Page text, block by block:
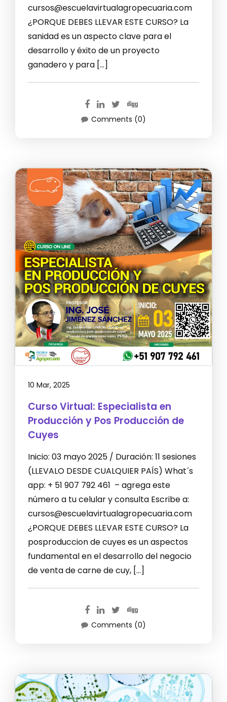
cursos@escuelavirtualagropecuaria.com
¿PORQUE DEBES LLEVAR ESTE CURSO? La
sanidad es un aspecto clave para el
desarrollo y éxito de un proyecto
ganadero y para […]
Comments (0)
10 Mar, 2025
Curso Virtual: Especialista en
Producción y Pos Producción de
Cuyes
Inicio: 03 mayo 2025 / Duración: 11 sesiones
(LLEVALO DESDE CUALQUIER PAÍS) What´s
app: + 51 907 792 461 – agrega este
número a tu celular y consulta Escribe a:
cursos@escuelavirtualagropecuaria.com
¿PORQUE DEBES LLEVAR ESTE CURSO? La
posproduccion de cuyes es un aspectos
fundamental en el desarrollo del negocio
de venta de carne de cuy, […]
Comments (0)